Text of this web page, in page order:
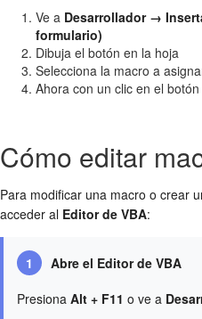
Ve a Desarrollador →
formulario)
Dibuja el botón en la hoja
Selecciona la macro a
Ahora con un clic en el
Cómo editar
Para modificar una macro o crear
acceder al Editor de VBA:
1
Abre el Editor de VBA
Presiona Alt + F11 o ve a